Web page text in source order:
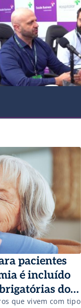
pacientes
é incluído
dos
que vivem com tipo